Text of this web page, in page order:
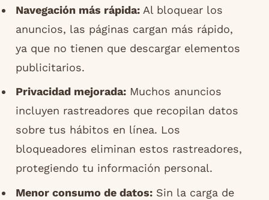
Navegación más rápida:Al bloquear los
anuncios, las páginas cargan más rápido,
ya que no tienen que descargar elementos
publicitarios.
Privacidad mejorada:Muchos anuncios
incluyen rastreadores que recopilan datos
sobre tus hábitos en línea. Los
bloqueadores eliminan estos rastreadores,
protegiendo tu información personal.
Menor consumo de datos:Sin la carga de